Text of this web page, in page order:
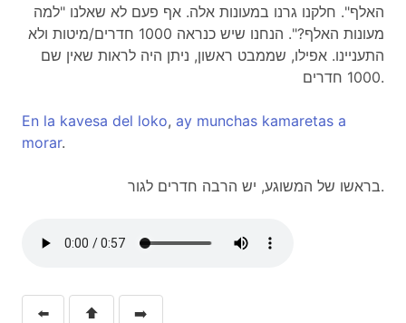
האלף". חלקנו גרנו במעונות אלה. אף פעם לא שאלנו "למה
מעונות האלף?". הנחנו שיש כנראה 1000 חדרים/מיטות ולא
התעניינו. אפילו, שממבט ראשון, ניתן היה לראות שאין שם
1000 חדרים.
En la kavesa del loko, ay munchas kamaretas a
morar.
בראשו של המשוגע, יש הרבה חדרים לגור.
⬅️ ⬆️ ➡️